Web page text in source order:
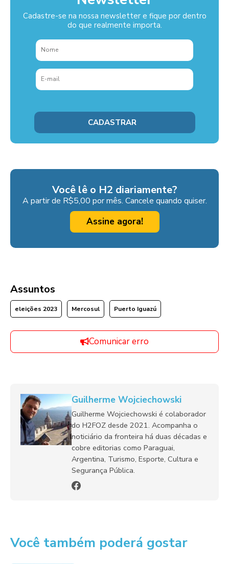
Cadastre-se na nossa newsletter e fique por dentro
do que realmente importa.
Você lê o H2 diariamente?
A partir de R$5,00 por mês. Cancele quando quiser.
Assine agora!
Assuntos
eleições 2023 Mercosul Puerto Iguazú
Comunicar erro
Guilherme Wojciechowski
Guilherme Wojciechowski é colaborador
do H2FOZ desde 2021. Acompanha o
noticiário da fronteira há duas décadas e
cobre editorias como Paraguai,
Argentina, Turismo, Esporte, Cultura e
Segurança Pública.
Você também poderá gostar